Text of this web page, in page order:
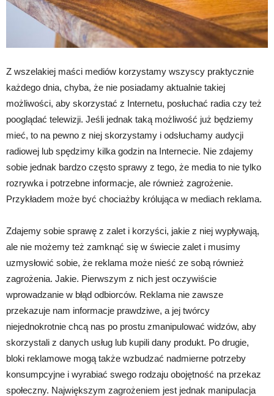
Z wszelakiej maści mediów korzystamy wszyscy praktycznie
każdego dnia, chyba, że nie posiadamy aktualnie takiej
możliwości, aby skorzystać z Internetu, posłuchać radia czy też
pooglądać telewizji. Jeśli jednak taką możliwość już będziemy
mieć, to na pewno z niej skorzystamy i odsłuchamy audycji
radiowej lub spędzimy kilka godzin na Internecie. Nie zdajemy
sobie jednak bardzo często sprawy z tego, że media to nie tylko
rozrywka i potrzebne informacje, ale również zagrożenie.
Przykładem może być chociażby królująca w mediach reklama.
Zdajemy sobie sprawę z zalet i korzyści, jakie z niej wypływają,
ale nie możemy też zamknąć się w świecie zalet i musimy
uzmysłowić sobie, że reklama może nieść ze sobą również
zagrożenia. Jakie. Pierwszym z nich jest oczywiście
wprowadzanie w błąd odbiorców. Reklama nie zawsze
przekazuje nam informacje prawdziwe, a jej twórcy
niejednokrotnie chcą nas po prostu zmanipulować widzów, aby
skorzystali z danych usług lub kupili dany produkt. Po drugie,
bloki reklamowe mogą także wzbudzać nadmierne potrzeby
konsumpcyjne i wyrabiać swego rodzaju obojętność na przekaz
społeczny. Największym zagrożeniem jest jednak manipulacja